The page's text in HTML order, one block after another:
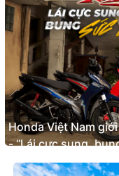
Honda Việt Nam
- “Lái cực sung,